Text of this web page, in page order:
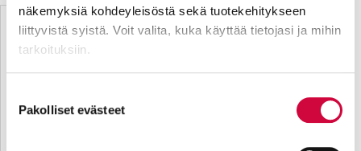
näkemyksiä kohdeyleisöstä sekä tuotekehitykseen
liittyvistä syistä. Voit valita, kuka käyttää tietojasi ja mihin
tarkoituksiin.
voit määrittää asetuksesi
. Voit muuttaa
valinta
Pakolliset evästeet